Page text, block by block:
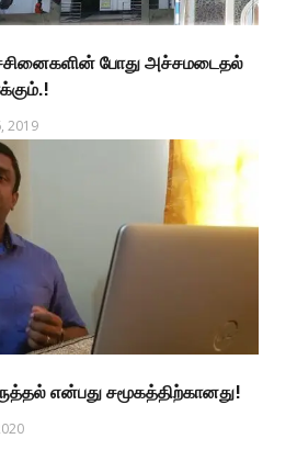
போது அச்சமடைதல்
2019
என்பது சமூகத்திற்கானது!